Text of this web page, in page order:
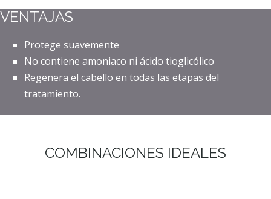
VENTAJAS
Protege suavemente
No contiene amoniaco ni ácido tioglicólico
Regenera el cabello en todas las etapas del
tratamiento.
COMBINACIONES IDEALES